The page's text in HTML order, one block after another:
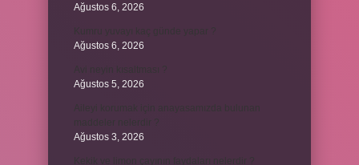
Ağustos 6, 2026
Ağustos 6, 2026
Ağustos 5, 2026
Ağustos 3, 2026